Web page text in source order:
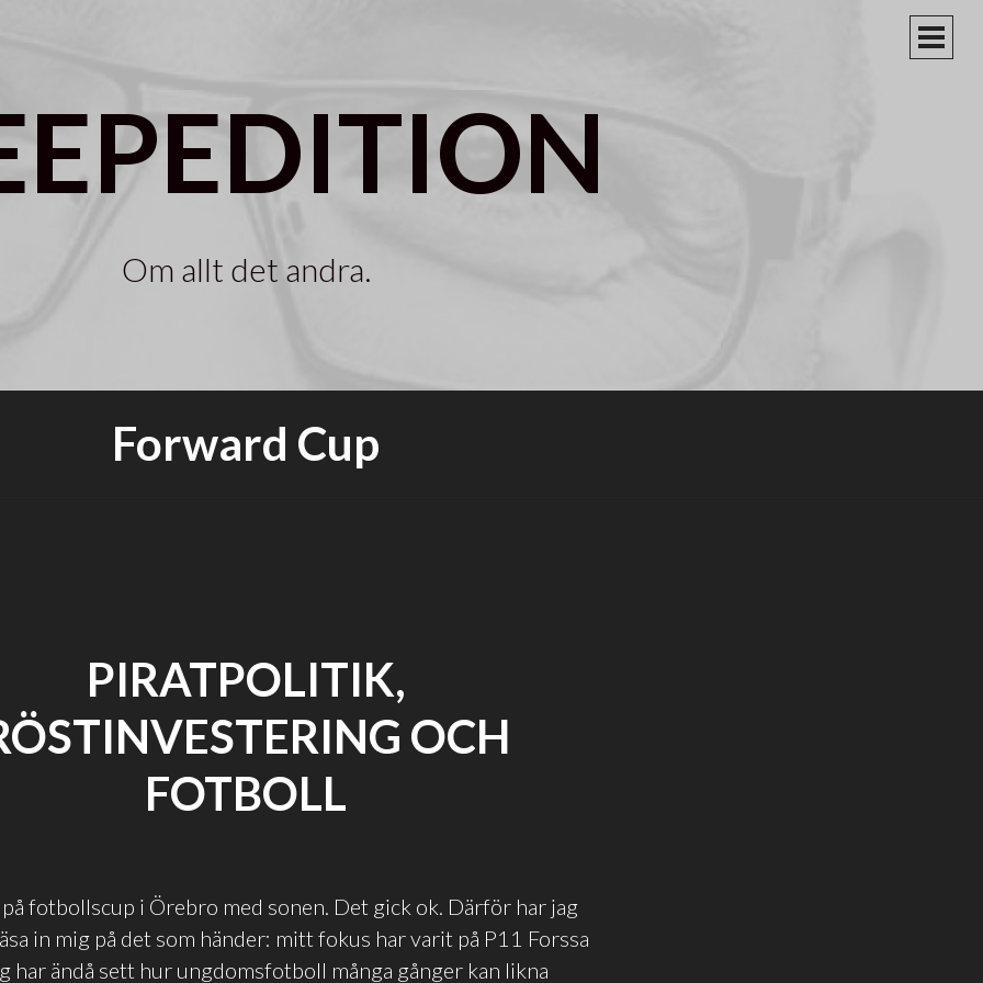
Om allt det andra.
Forward Cup
PIRATPOLITIK,
OCH
FOTBOLL
på fotbollscup i Örebro med sonen. Det gick ok. Därför har jag
in mig på det som händer: mitt fokus har varit på P11 Forssa
har ändå sett hur ungdomsfotboll många gånger kan likna